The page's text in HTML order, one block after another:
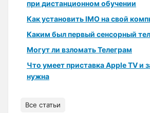
при дистанционном обучении
Как установить IMO на свой
Каким был первый сенсорный
Могут ли взломать Телеграм
Что умеет приставка Apple TV и
нужна
Все статьи